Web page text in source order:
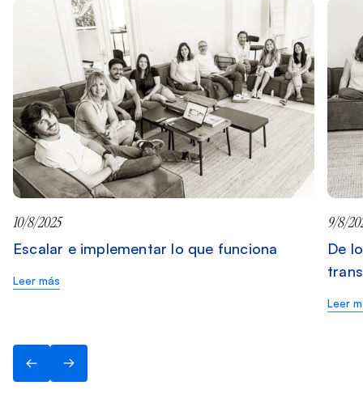
10/8/2025
Escalar e implementar lo que funciona
Leer más
9/8/
De
Leer